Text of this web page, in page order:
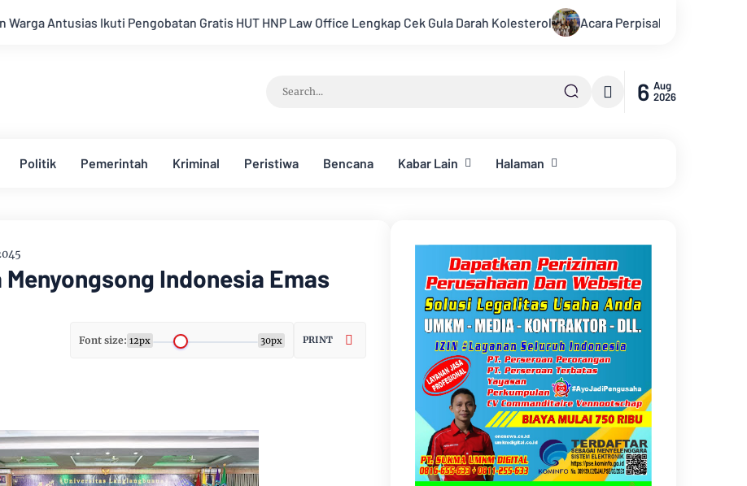
Gratis HUT HNP Law Office Lengkap Cek Gula Darah Kolesterol Acara Perpisahan TK Lebah Ceria dengan Tema Pentas
6 Aug
2026
Politik Pemerintah Kriminal Peristiwa Bencana Kabar Lain Halaman
Indonesia Emas
Font size: 12px 30px PRINT